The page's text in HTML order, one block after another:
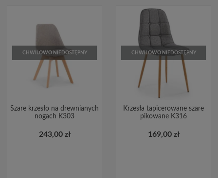
CHWILOWO NIEDOSTĘPNY
Szare krzesło na drewnianych
nogach K303
243,00 zł
CHWILOWO NIEDOSTĘPNY
Krzesła tapicerowane szare
pikowane K316
169,00 zł